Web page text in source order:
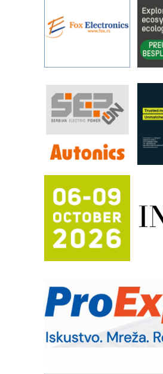
metrologiji i pametnim
rešenjima
IBeRTIM - oprema za
STAUFF – Komponente
sistema
YAMADA pumpe –
pouzdanost u transferu
Filtration Group
rešenja za filtraciju u
procesnim sistemima
FANUC: Najbolje za
automatizaciju
Efikasno upravljanje
Automatizacija
(Shelf-Ready) omotnice
Potpuna efikasnost bez
Trajna oznaka kao
Bezbednost na prvom
IB BLUMENAUER - više
poverenja u industriji